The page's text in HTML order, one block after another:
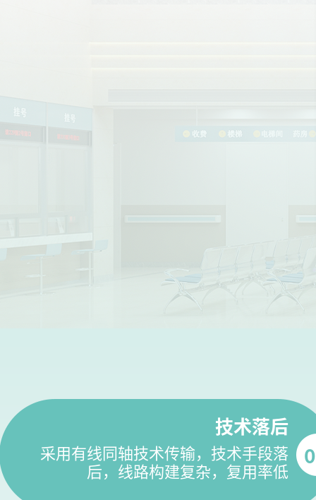
技术落后
采用有线同轴技术传输，技术手段落
后，线路构建复杂，复用率低